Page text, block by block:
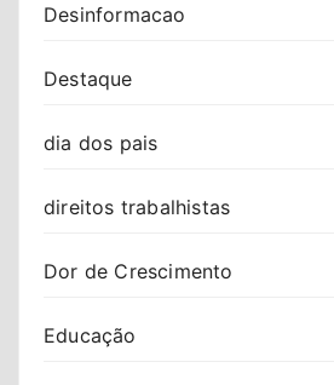
Desinformacao
Destaque
dia dos pais
direitos trabalhistas
Dor de Crescimento
Educação